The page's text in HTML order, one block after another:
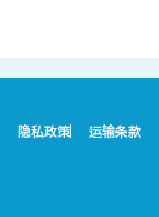
隐私政策 运输条款